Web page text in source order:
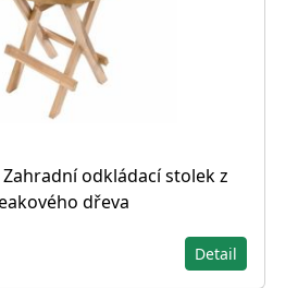
odkládací stolek z
dřeva
Detail